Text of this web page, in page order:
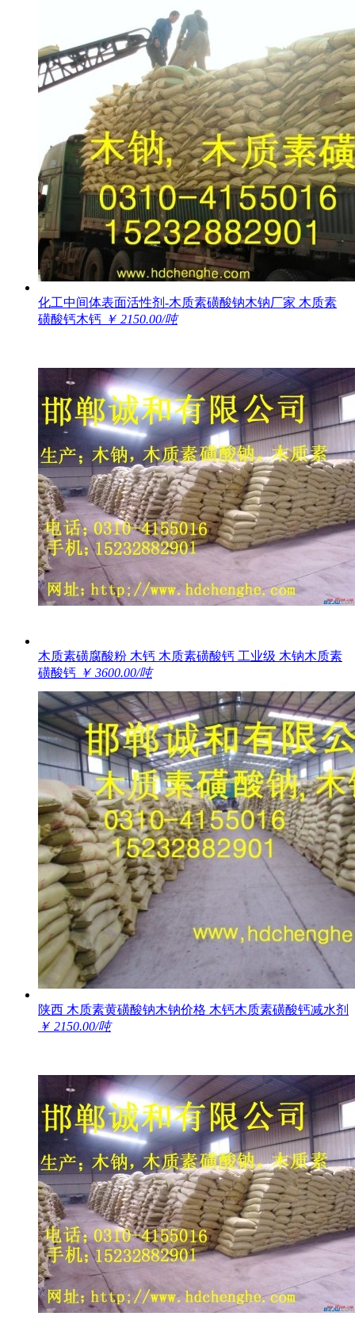
化工中间体表面活性剂-木质素磺酸钠木钠厂家 木质素
磺酸钙木钙 ￥ 2150.00/吨
木质素磺腐酸粉 木钙 木质素磺酸钙 工业级 木钠木质素
磺酸钙 ￥ 3600.00/吨
陕西 木质素黄磺酸钠木钠价格 木钙木质素磺酸钙减水剂
￥ 2150.00/吨